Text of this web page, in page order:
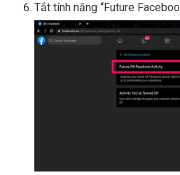
Tắt tính năng “Future